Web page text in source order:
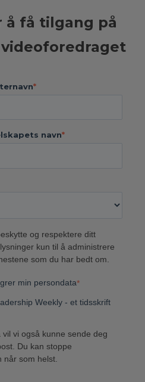
å få tilgang på
*
navn*
og respektere ditt
kun til å administrere
som du har bedt om.
min persondata*
Weekly - et tidsskrift
vi også kunne sende deg
Du kan stoppe
når som helst.